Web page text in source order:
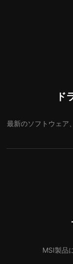
ド
最新のソフトウェア
MSI製品